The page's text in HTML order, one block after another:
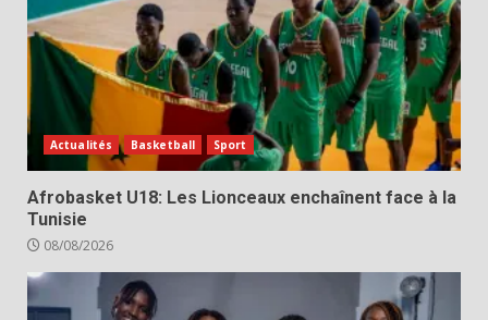
Actualités Basketball Sport
Afrobasket U18: Les Lionceaux enchaînent face à la
Tunisie
08/08/2026